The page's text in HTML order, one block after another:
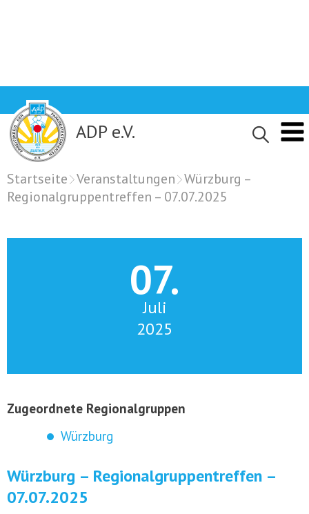
to
content
ADP e.V.
Startseite Veranstaltungen Würzburg –
Regionalgruppentreffen – 07.07.2025
07.
Juli
2025
Zugeordnete Regionalgruppen
Würzburg
Würzburg – Regionalgruppentreffen –
07.07.2025